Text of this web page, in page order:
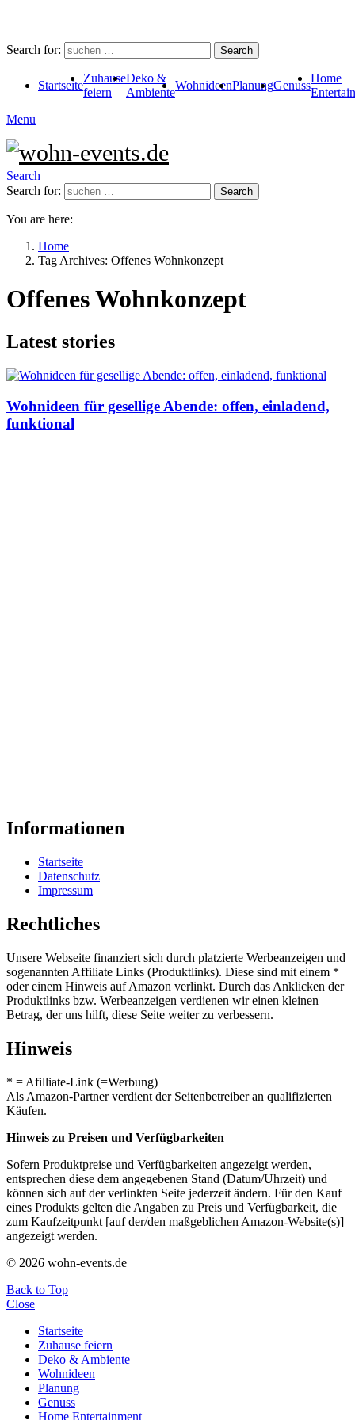
Search for: Search
Startseite
Zuhause
feiern
Deko &
Ambiente
WohnideenPlanungGenuss
Home
Menu
Search
Search for:
Search
You are here:
Home
Tag Archives: Offenes Wohnkonzept
Offenes Wohnkonzept
Latest stories
Wohnideen für gesellige Abende: offen, einladend,
funktional
Informationen
Startseite
Datenschutz
Impressum
Rechtliches
Unsere Webseite finanziert sich durch platzierte Werbeanzeigen und
sogenannten Affiliate Links (Produktlinks). Diese sind mit einem *
oder einem Hinweis auf Amazon verlinkt. Durch das Anklicken der
Produktlinks bzw. Werbeanzeigen verdienen wir einen kleinen
Betrag, der uns hilft, diese Seite weiter zu verbessern.
Hinweis
* = Afilliate-Link (=Werbung)
Als Amazon-Partner verdient der Seitenbetreiber an qualifizierten
Käufen.
Hinweis zu Preisen und Verfügbarkeiten
Sofern Produktpreise und Verfügbarkeiten angezeigt werden,
entsprechen diese dem angegebenen Stand (Datum/Uhrzeit) und
können sich auf der verlinkten Seite jederzeit ändern. Für den Kauf
eines Produkts gelten die Angaben zu Preis und Verfügbarkeit, die
zum Kaufzeitpunkt [auf der/den maßgeblichen Amazon-Website(s)]
angezeigt werden.
© 2026 wohn-events.de
Back to Top
Close
Startseite
Zuhause feiern
Deko & Ambiente
Wohnideen
Planung
Genuss
Home Entertainment